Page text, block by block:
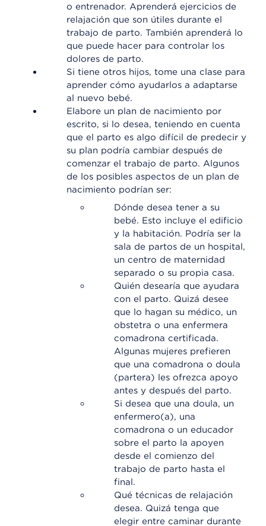
o entrenador. Aprenderá ejercicios de
relajación que son útiles durante el
trabajo de parto. También aprenderá lo
que puede hacer para controlar los
dolores de parto.
Si tiene otros hijos, tome una clase para
aprender cómo ayudarlos a adaptarse
al nuevo bebé.
Elabore un plan de nacimiento por
escrito, si lo desea, teniendo en cuenta
que el parto es algo difícil de predecir y
su plan podría cambiar después de
comenzar el trabajo de parto. Algunos
de los posibles aspectos de un plan de
nacimiento podrían ser:
Dónde desea tener a su
bebé. Esto incluye el edificio
y la habitación. Podría ser la
sala de partos de un hospital,
un centro de maternidad
separado o su propia casa.
Quién desearía que ayudara
con el parto. Quizá desee
que lo hagan su médico, un
obstetra o una enfermera
comadrona certificada.
Algunas mujeres prefieren
que una comadrona o doula
(partera) les ofrezca apoyo
antes y después del parto.
Si desea que una doula, un
enfermero(a), una
comadrona o un educador
sobre el parto la apoyen
desde el comienzo del
trabajo de parto hasta el
final.
Qué técnicas de relajación
desea. Quizá tenga que
elegir entre caminar durante